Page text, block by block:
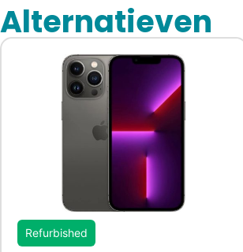
Alternatieven
Refurbished